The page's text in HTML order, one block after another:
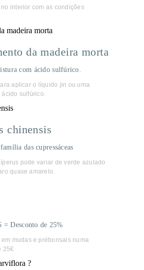
interior com as condições
da madeira morta
com ácido sulfúrico.
aplicar o líquido jin ou uma
sulfúrico.
chinensis
das cupressáceas
pode variar de verde azulado
quase amarelo.
Desconto de 25%
mudas e prébonsais numa
25€